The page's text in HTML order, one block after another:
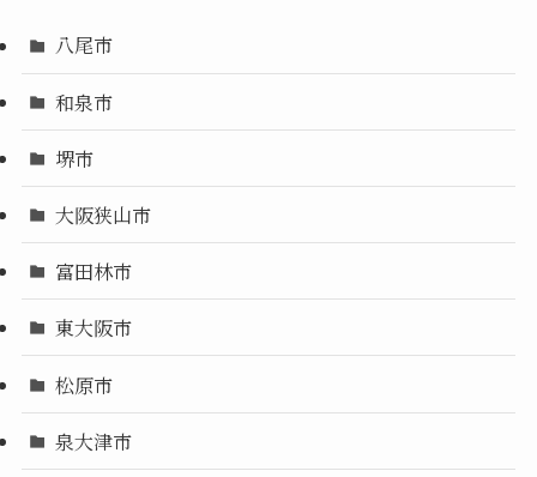
八尾市
和泉市
堺市
大阪狭山市
富田林市
東大阪市
松原市
泉大津市